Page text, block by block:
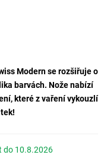
Modern se rozšiřuje o
barvách. Nože nabízí
které z vaření vykouzlí
10.8.2026